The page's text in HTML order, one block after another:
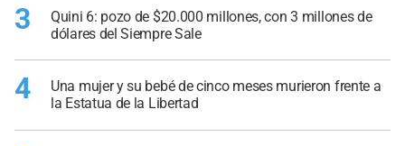
3
Quini 6: pozo de $20.000 millones, con 3 millones de
dólares del Siempre Sale
4
Una mujer y su bebé de cinco meses murieron frente a
la Estatua de la Libertad